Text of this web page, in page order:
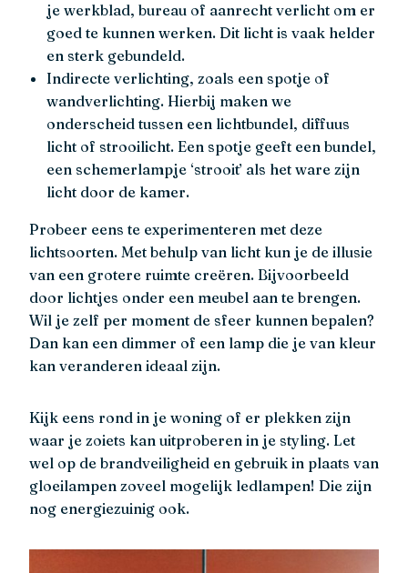
je werkblad, bureau of aanrecht verlicht om er
goed te kunnen werken. Dit licht is vaak helder
en sterk gebundeld.
Indirecte verlichting, zoals een spotje of
wandverlichting. Hierbij maken we
onderscheid tussen een lichtbundel, diffuus
licht of strooilicht. Een spotje geeft een bundel,
een schemerlampje ‘strooit’ als het ware zijn
licht door de kamer.
Probeer eens te experimenteren met deze
lichtsoorten. Met behulp van licht kun je de illusie
van een grotere ruimte creëren. Bijvoorbeeld
door lichtjes onder een meubel aan te brengen.
Wil je zelf per moment de sfeer kunnen bepalen?
Dan kan een dimmer of een lamp die je van kleur
kan veranderen ideaal zijn.
Kijk eens rond in je woning of er plekken zijn
waar je zoiets kan uitproberen in je styling. Let
wel op de brandveiligheid en gebruik in plaats van
gloeilampen zoveel mogelijk ledlampen! Die zijn
nog energiezuinig ook.